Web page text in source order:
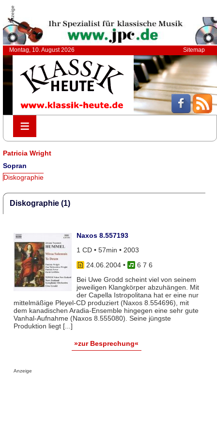
Anzeige
Montag, 10. August 2026 Sitemap
≡
≡
Patricia Wright
Sopran
Diskographie
Diskographie (1)
Naxos 8.557193
1 CD • 57min • 2003
24.06.2004•
6 7 6
Bei Uwe Grodd scheint viel von seinem
jeweiligen Klangkörper abzuhängen. Mit
der Capella Istropolitana hat er eine nur
mittelmäßige Pleyel-CD produziert (Naxos 8.554696), mit
dem kanadischen Aradia-Ensemble hingegen eine sehr gute
Vanhal-Aufnahme (Naxos 8.555080). Seine jüngste
Produktion liegt [...]
»zur Besprechung«
Anzeige